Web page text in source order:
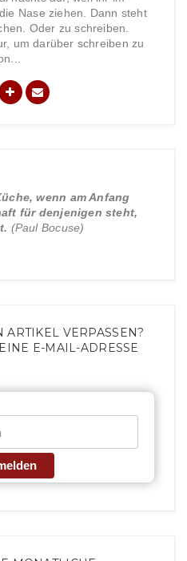
Nase ziehen. Dann steht
Oder zu schreiben.
um darüber schreiben zu
wenn am Anfang
für denjenigen steht,
(Paul Bocuse)
ARTIKEL VERPASSEN?
E-MAIL-ADRESSE